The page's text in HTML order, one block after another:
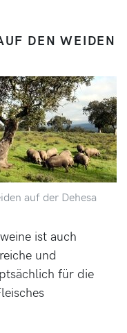
DEN WEIDEN
auf der Dehesa
ist auch
und
für die